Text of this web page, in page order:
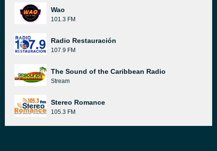
Wao
101.3 FM
Radio Restauración
107.9 FM
The Sound of the Caribbean Radio
Stream
Stereo Romance
105.3 FM